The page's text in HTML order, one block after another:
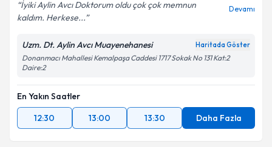
İyiki Aylin Avcı Doktorum oldu çok çok memnun
kaldım. Herkese...
Devamı
Uzm. Dt. Aylin Avcı Muayenehanesi Haritada Göster
Donanmacı Mahallesi Kemalpaşa Caddesi 1717 Sokak No 131 Kat:2
Daire:2
En Yakın Saatler
12:30
13:00 13:30 Daha Fazla